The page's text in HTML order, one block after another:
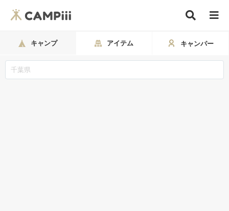
キャンプ アイテム キャンパー